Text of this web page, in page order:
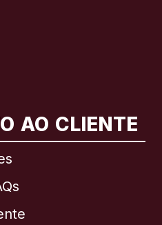
AO CLIENTE
English